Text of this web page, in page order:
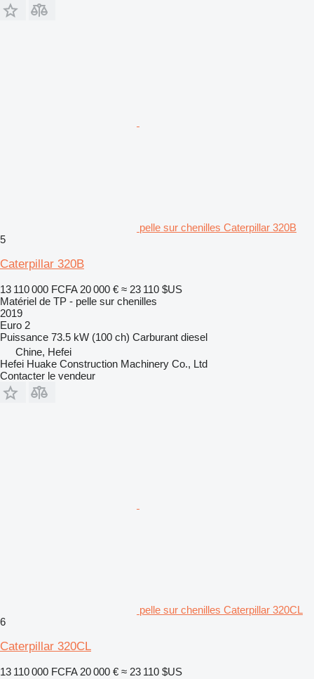
pelle sur chenilles Caterpillar 320B
5
Caterpillar 320B
13 110 000 FCFA 20 000 € ≈ 23 110 $US
Matériel de TP - pelle sur chenilles
2019
Euro 2
Puissance 73.5 kW (100 ch) Carburant diesel
Chine, Hefei
Hefei Huake Construction Machinery Co., Ltd
Contacter le vendeur
pelle sur chenilles Caterpillar 320CL
6
Caterpillar 320CL
13 110 000 FCFA 20 000 € ≈ 23 110 $US